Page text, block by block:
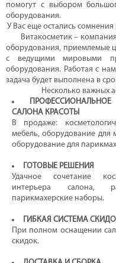
помогут с выбором
оборудования.
У Вас еще остались
Витакосметик –
оборудования, приемлемые
с ведущими мировыми
оборудования. Работая с
задача будет выполнена в
Несколько важных
САЛОНА КРАСОТЫ
В продаже:
мебель, оборудование для
оборудование для
ГОТОВЫЕ РЕШЕНИЯ
Удачное сочетание
интерьера салона,
парикмахерские наборы.
ГИБКАЯ СИСТЕМА
При полном оснащении
скидок.